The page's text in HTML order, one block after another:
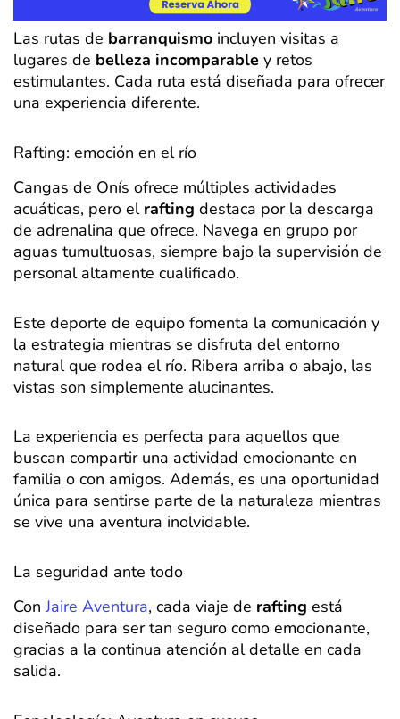
Las rutas de barranquismo incluyen visitas a
lugares de belleza incomparable y retos
estimulantes. Cada ruta está diseñada para ofrecer
una experiencia diferente.
Rafting: emoción en el río
Cangas de Onís ofrece múltiples actividades
acuáticas, pero el rafting destaca por la descarga
de adrenalina que ofrece. Navega en grupo por
aguas tumultuosas, siempre bajo la supervisión de
personal altamente cualificado.
Este deporte de equipo fomenta la comunicación y
la estrategia mientras se disfruta del entorno
natural que rodea el río. Ribera arriba o abajo, las
vistas son simplemente alucinantes.
La experiencia es perfecta para aquellos que
buscan compartir una actividad emocionante en
familia o con amigos. Además, es una oportunidad
única para sentirse parte de la naturaleza mientras
se vive una aventura inolvidable.
La seguridad ante todo
ConJaire Aventura, cada viaje de rafting está
diseñado para ser tan seguro como emocionante,
gracias a la continua atención al detalle en cada
salida.